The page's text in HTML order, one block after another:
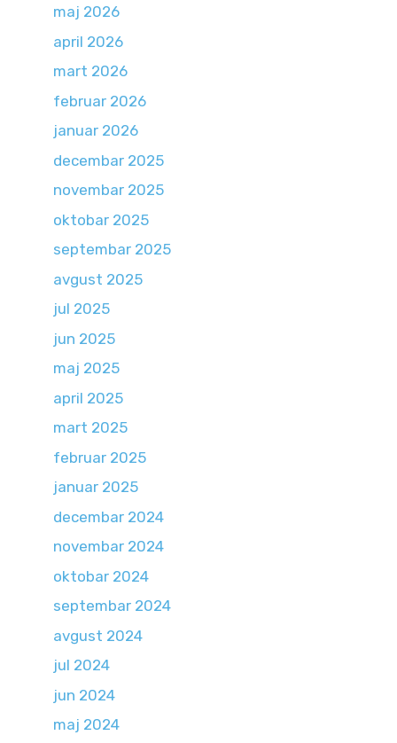
maj 2026
april 2026
mart 2026
februar 2026
januar 2026
decembar 2025
novembar 2025
oktobar 2025
septembar 2025
avgust 2025
jul 2025
jun 2025
maj 2025
april 2025
mart 2025
februar 2025
januar 2025
decembar 2024
novembar 2024
oktobar 2024
septembar 2024
avgust 2024
jul 2024
jun 2024
maj 2024